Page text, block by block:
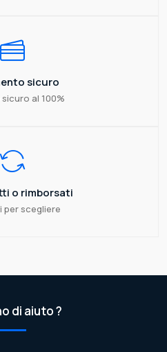
sicuro
al 100%
o rimborsati
per scegliere
di aiuto ?